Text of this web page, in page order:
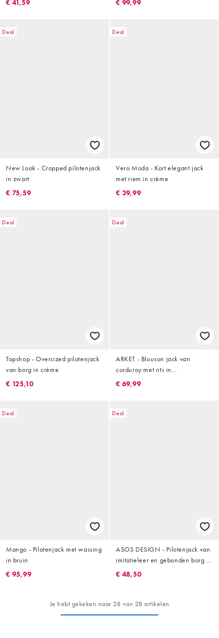
€ 41,59
€ 99,99
Deal
New Look - Cropped pilotenjack
in zwart
€ 75,59
Deal
Vero Moda - Kort elegant jack
met riem in crème
€ 39,99
Deal
Topshop - Oversized pilotenjack
van borg in crème
€ 125,10
Deal
ARKET - Blouson jack van
corduroy met rits in
bordeauxrood
€ 69,99
Deal
Mango - Pilotenjack met wassing
in bruin
€ 95,99
Deal
ASOS DESIGN - Pilotenjack van
imitatieleer en gebonden borg in
donkerbruin
€ 48,50
Je hebt gekeken naar 28 van 28 artikelen